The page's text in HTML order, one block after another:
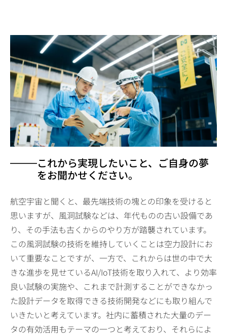
これから実現したいこと、ご自身の夢
をお聞かせください。
航空宇宙と聞くと、最先端技術の塊との印象を受けると
思いますが、風洞試験などは、年代ものの古い設備であ
り、その手法も古くからのやり方が踏襲されています。
この風洞試験の技術を維持していくことは空力設計にお
いて重要なことですが、一方で、これからは世の中で大
きな進歩を見せているAI/IoT技術を取り入れて、より効率
良い試験の実施や、これまで計測することができなかっ
た設計データを取得できる技術開発などにも取り組んで
いきたいと考えています。社内に蓄積された大量のデー
タの有効活用もテーマの一つと考えており、それらによ